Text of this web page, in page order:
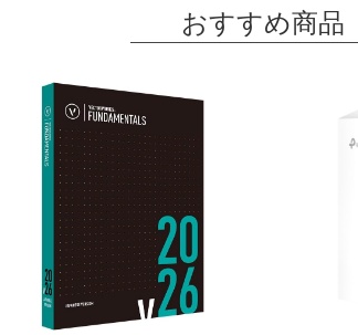
おすすめ商品